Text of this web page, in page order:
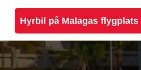
Hyrbil på Malagas flygplats